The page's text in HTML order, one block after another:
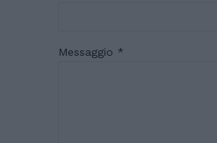
Messaggio *